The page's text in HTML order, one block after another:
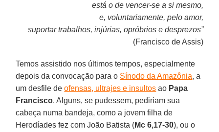
está o de vencer-se a si mesmo,
e, voluntariamente, pelo amor,
suportar trabalhos, injúrias, opróbrios e desprezos”
(Francisco de Assis)
Temos assistido nos últimos tempos, especialmente
depois da convocação para o Sínodo da Amazônia, a
um desfile deofensas, ultrajes e insultos ao Papa
Francisco. Alguns, se pudessem, pediriam sua
cabeça numa bandeja, como a jovem filha de
Herodíades fez com João Batista (Mc 6,17-30), ou o